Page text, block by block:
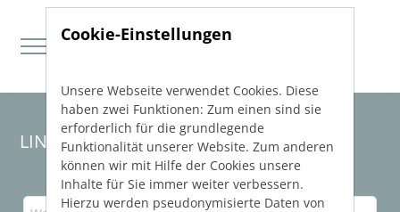
Direkt zur Hauptnavigation springen
Direkt zum Inhalt springen
LINEAR Solutions 24 für Revit
Cookie-Einstellungen
Unsere Webseite verwendet Cookies. Diese
haben zwei Funktionen: Zum einen sind sie
erforderlich für die grundlegende
Funktionalität unserer Website. Zum anderen
können wir mit Hilfe der Cookies unsere
Inhalte für Sie immer weiter verbessern.
Hierzu werden pseudonymisierte Daten von